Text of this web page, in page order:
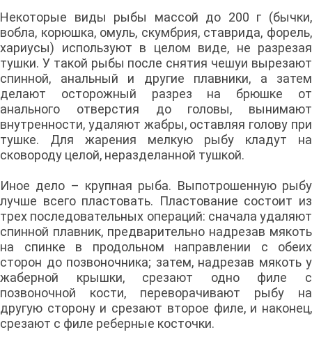
Некоторые виды рыбы массой до 200 г (бычки,
вобла, корюшка, омуль, скумбрия, ставрида, форель,
хариусы) используют в целом виде, не разрезая
тушки. У такой рыбы после снятия чешуи вырезают
спинной, анальный и другие плавники, а затем
делают осторожный разрез на брюшке от
анального отверстия до головы, вынимают
внутренности, удаляют жабры, оставляя голову при
тушке. Для жарения мелкую рыбу кладут на
сковороду целой, неразделанной тушкой.
Иное дело – крупная рыба. Выпотрошенную рыбу
лучше всего пластовать. Пластование состоит из
трех последовательных операций: сначала удаляют
спинной плавник, предварительно надрезав мякоть
на спинке в продольном направлении с обеих
сторон до позвоночника; затем, надрезав мякоть у
жаберной крышки, срезают одно филе с
позвоночной кости, переворачивают рыбу на
другую сторону и срезают второе филе, и наконец,
срезают с филе реберные косточки.